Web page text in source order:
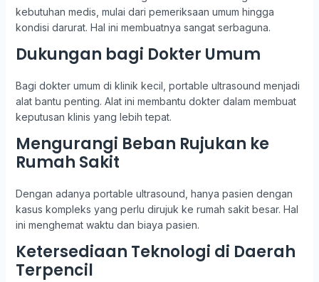
kebutuhan medis, mulai dari pemeriksaan umum hingga
kondisi darurat. Hal ini membuatnya sangat serbaguna.
Dukungan bagi Dokter Umum
Bagi dokter umum di klinik kecil, portable ultrasound menjadi
alat bantu penting. Alat ini membantu dokter dalam membuat
keputusan klinis yang lebih tepat.
Mengurangi Beban Rujukan ke
Rumah Sakit
Dengan adanya portable ultrasound, hanya pasien dengan
kasus kompleks yang perlu dirujuk ke rumah sakit besar. Hal
ini menghemat waktu dan biaya pasien.
Ketersediaan Teknologi di Daerah
Terpencil